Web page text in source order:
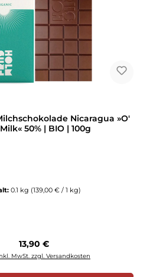
Nicaragua »O'
50% | BIO | 100g
0.1 kg (139,00 € / 1 kg)
Regulärer Preis:
13,90 €
MwSt. zzgl. Versandkosten